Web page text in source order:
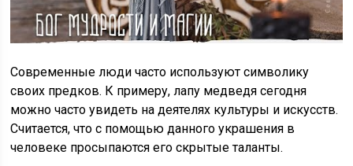
Современные люди часто используют символику
своих предков. К примеру, лапу медведя сегодня
можно часто увидеть на деятелях культуры и искусств.
Считается, что с помощью данного украшения в
человеке просыпаются его скрытые таланты.